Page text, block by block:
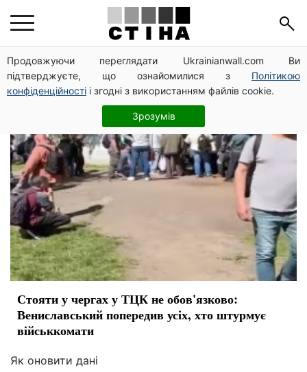
Продовжуючи переглядати Ukrainianwall.com Ви
підтверджуєте, що ознайомилися з Політикою
конфіденційності і згодні з використанням файлів cookie.
Зрозумів
депутат
Стояти у чергах у ТЦК не обов'язково:
Вениславський попередив усіх, хто штурмує
військкомати
Як оновити дані